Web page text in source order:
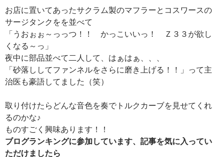
お店に置いてあったサクラム製のマフラーとコスワースの
サージタンクをを並べて
「うおぉぉ～っっつ！！ かっこいいっ！ Ｚ３３が欲し
くなる～っ」
夜中に部品並べて二人して、はぁはぁ、、、
「砂落ししてファンネルをさらに磨き上げる！！」って主
治医も豪語してました（笑）
取り付けたらどんな音色を奏でトルクカーブを見せてくれ
るのかな♪
ものすごく興味あります！！
ブログランキングに参加しています、記事を気に入ってい
ただけましたら